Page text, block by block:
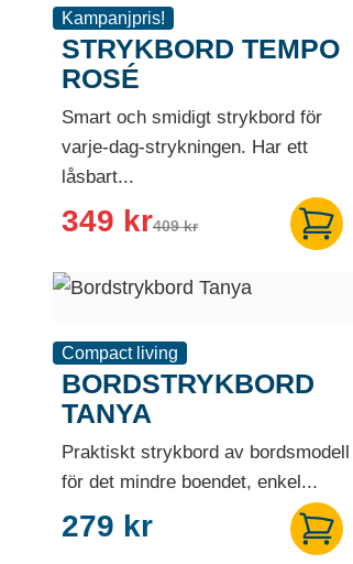
Kampanjpris!
STRYKBORD TEMPO
ROSÉ
Smart och smidigt strykbord för
varje-dag-strykningen. Har ett
låsbart...
409kr
Det
ursprungliga
var:
349 kr
Det
nuvarande
är:
Compact living
BORDSTRYKBORD
TANYA
Praktiskt strykbord av bordsmodell
för det mindre boendet, enkel...
279 kr